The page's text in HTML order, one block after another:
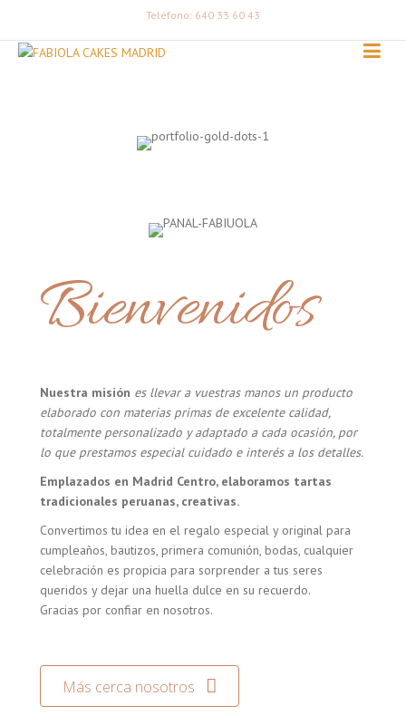
Teléfono: 640 33 60 43
Bienvenidos
Nuestra misión es llevar a vuestras manos un producto
elaborado con materias primas de excelente calidad,
totalmente personalizado y adaptado a cada ocasión, por
lo que prestamos especial cuidado e interés a los detalles.
Emplazados en Madrid Centro, elaboramos tartas
tradicionales peruanas, creativas.
Convertimos tu idea en el regalo especial y original para
cumpleaños, bautizos, primera comunión, bodas, cualquier
celebración es propicia para sorprender a tus seres
queridos y dejar una huella dulce en su recuerdo.
Gracias por confiar en nosotros.
Más cerca nosotros